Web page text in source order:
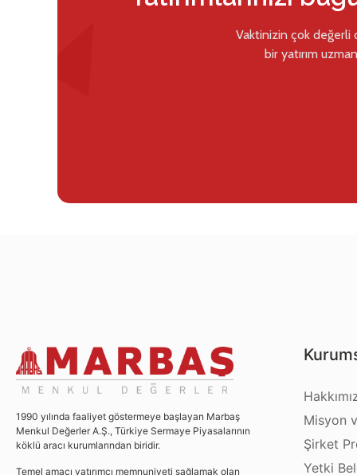
Vaktinizin çok değerli
bir yatırım
1990 yılında faaliyet göstermeye başlayan Marbaş
Menkul Değerler A.Ş., Türkiye Sermaye Piyasalarının
köklü aracı kurumlarından biridir.
Temel amacı yatırımcı memnuniyeti sağlamak olan
Misyon
Şirket
Yetki